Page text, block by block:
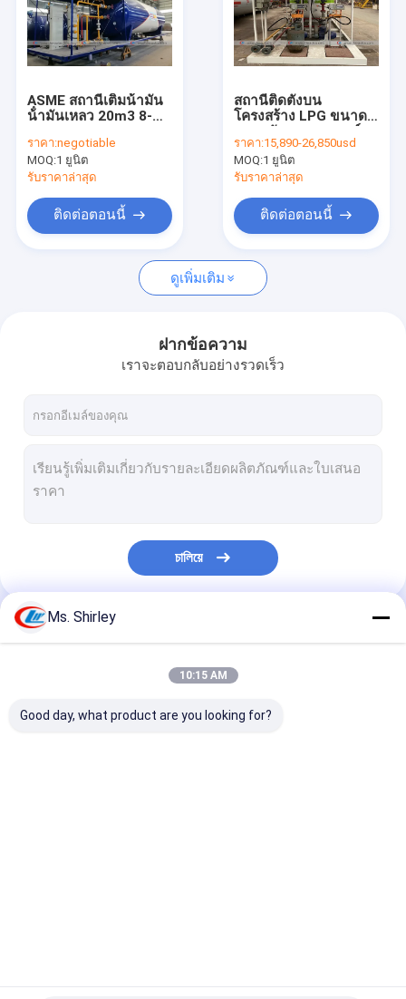
รถลากพัง
เครื่องกีฬาโทรทรรศน์ติดรถบรรทุก
รถดับเพลิง
รถขนของหนัก
รถบรรทุก รถบรรทุก และรถพ่วง
ASME สถานีเติมน้ํามัน
น้ํามันเหลว 20m3 8-
Meter 2* เติมน้ําหนัก
ราคา:negotiable
MOQ:1 ยูนิต
รับราคาล่าสุด
ติดต่อตอนนี้
สถานีติดตั้งบน
โครงสร้าง LPG ขนาด
เมตร 20000 ลิตร พร้อม
มาตรวัดการไหลและ
เครื่องชั่งบรรจุถัง
ราคา:15,890-26,850usd
MOQ:1 ยูนิต
รับราคาล่าสุด
ติดต่อตอนนี้
ดูเพิ่มเติม
ฝากข้อความ
เราจะตอบกลับอย่างรวดเร็ว
চালিয়ে
หมวดหมู่ของเรา
Ms. Shirley
10:15 AM
Good day, what product are you looking for?